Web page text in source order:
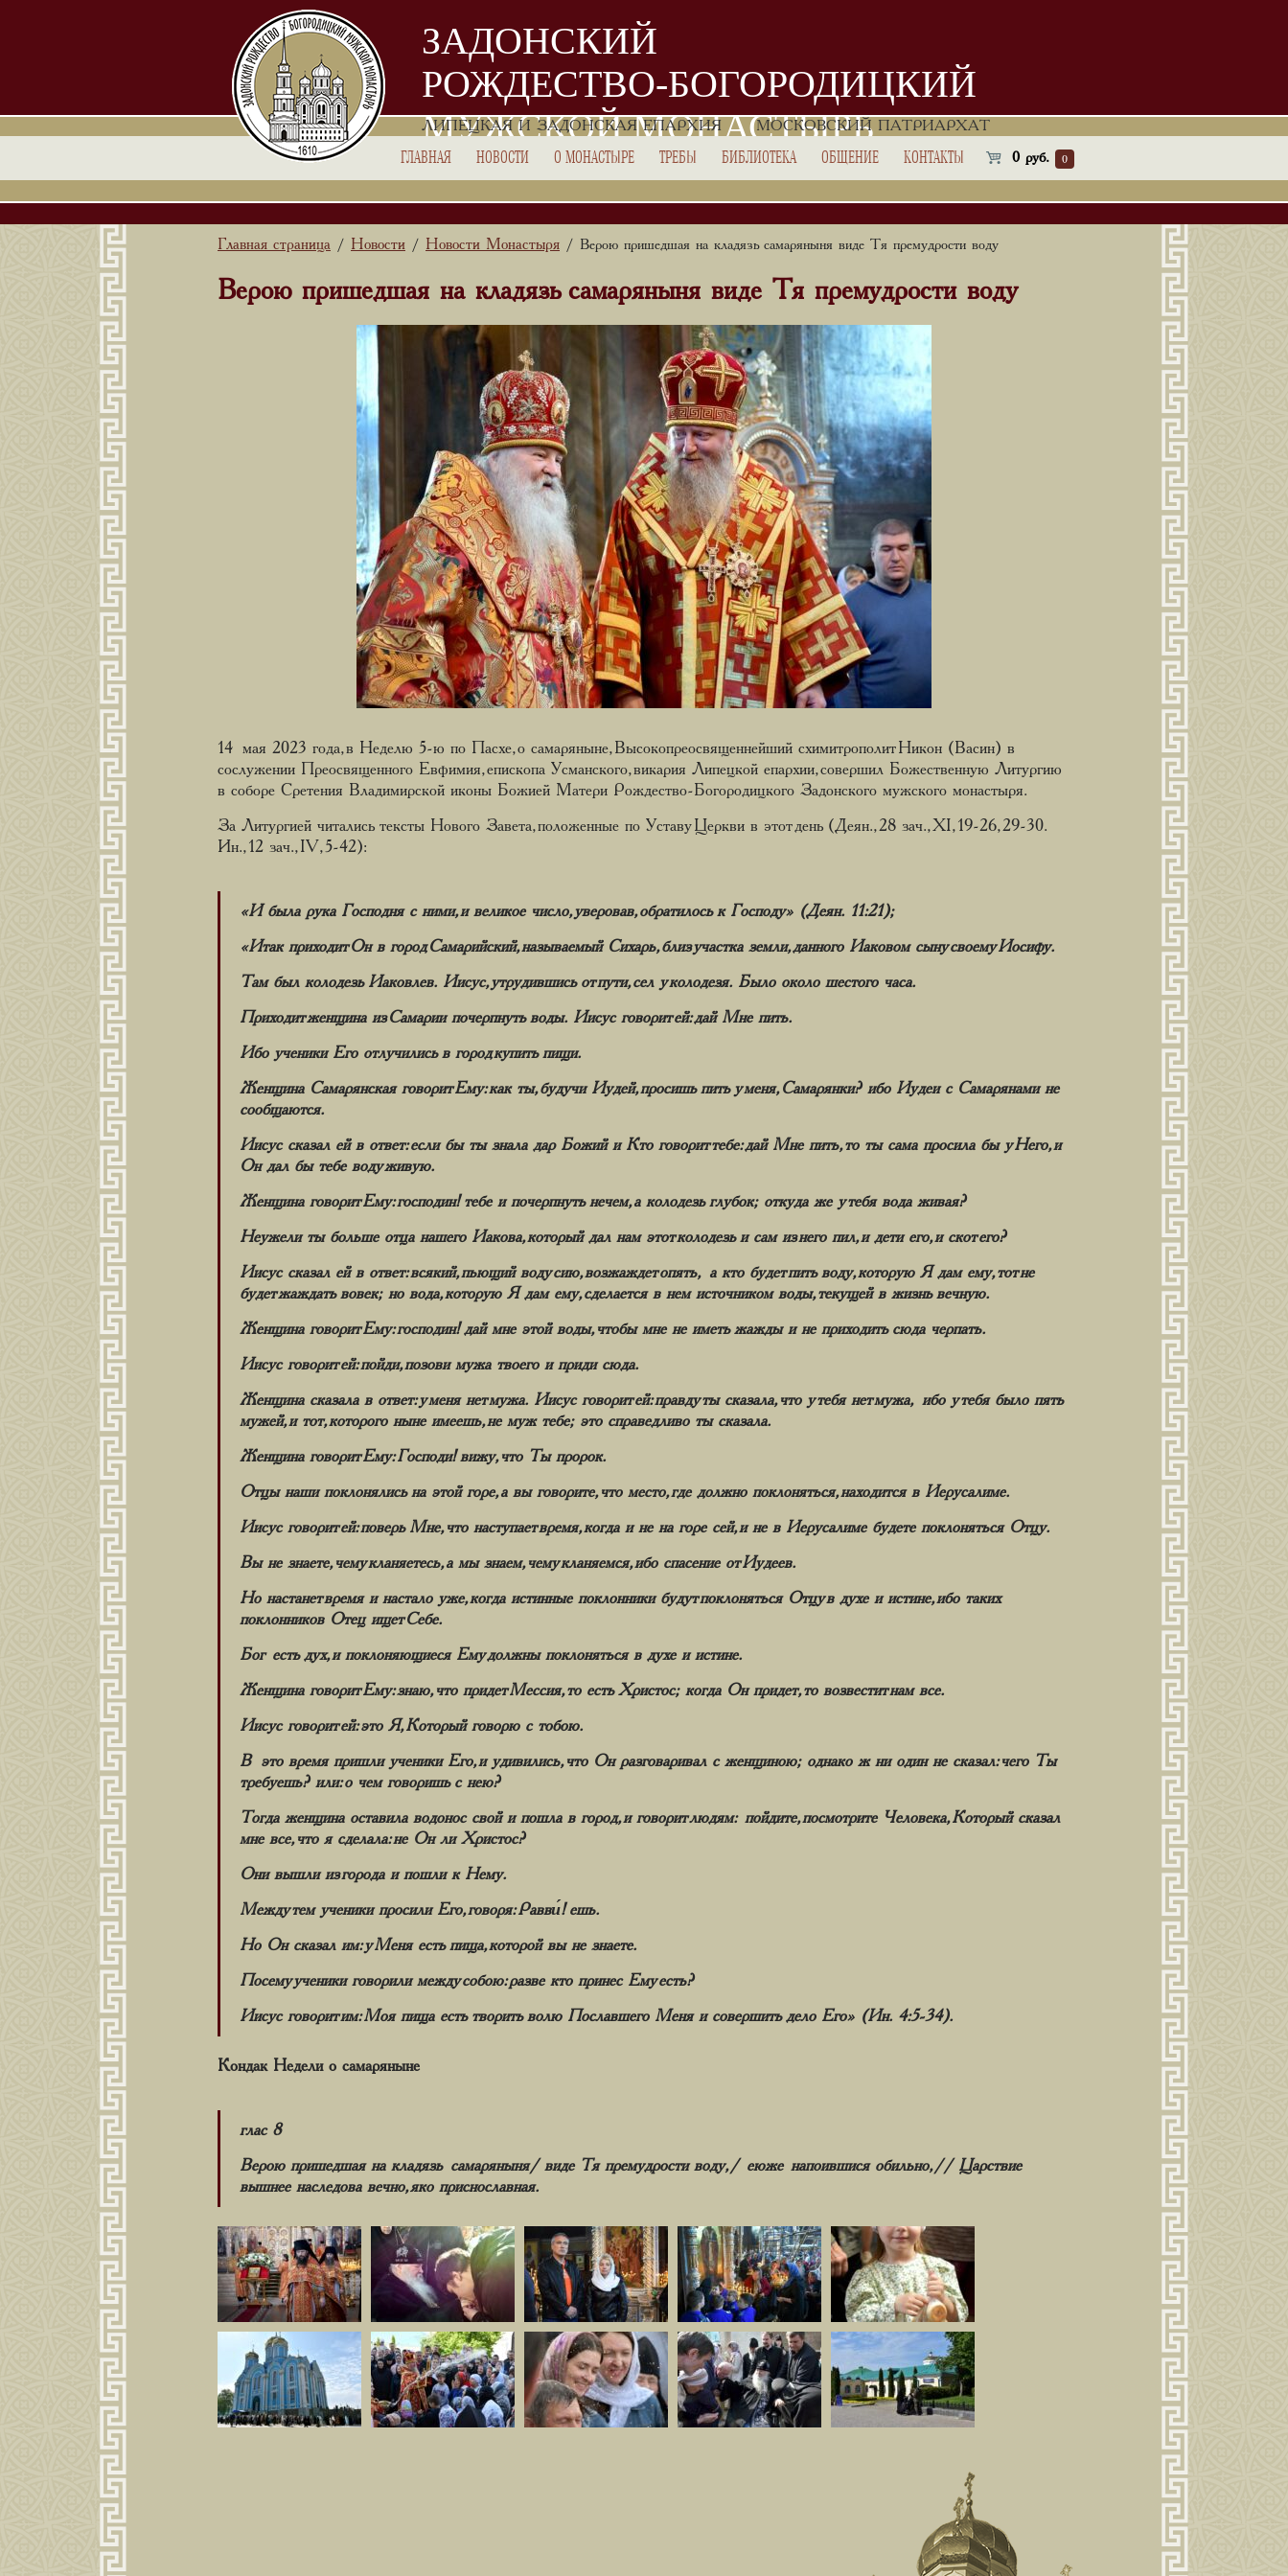
ЗАДОНСКИЙ
РОЖДЕСТВО-БОГОРОДИЦКИЙ
МУЖСКОЙ МОНАСТЫРЬ
ЛИПЕЦКАЯ И ЗАДОНСКАЯ ЕПАРХИЯ МОСКОВСКИЙ ПАТРИАРХАТ
ГЛАВНАЯ НОВОСТИ О МОНАСТЫРЕ ТРЕБЫ БИБЛИОТЕКА ОБЩЕНИЕ КОНТАКТЫ 0 руб. 0
Главная страница / Новости / Новости Монастыря / Верою пришедшая на кладязь самаряныня виде Тя премудрости воду
Верою пришедшая на кладязь самаряныня виде Тя премудрости воду
14 мая 2023 года, в Неделю 5-ю по Пасхе, о самаряныне, Высокопреосвященнейший схимитрополит Никон (Васин) в
сослужении Преосвященного Евфимия, епископа Усманского, викария Липецкой епархии, совершил Божественную Литургию
в соборе Сретения Владимирской иконы Божией Матери Рождество-Богородицкого Задонского мужского монастыря.
За Литургией читались тексты Нового Завета, положенные по Уставу Церкви в этот день (Деян., 28 зач., XI, 19-26, 29-30.
Ин., 12 зач., IV, 5-42):
«И была рука Господня с ними, и великое число, уверовав, обратилось к Господу» (Деян. 11:21);
«Итак приходит Он в город Самарийский, называемый Сихарь, близ участка земли, данного Иаковом сыну своему Иосифу.
Там был колодезь Иаковлев. Иисус, утрудившись от пути, сел у колодезя. Было около шестого часа.
Приходит женщина из Самарии почерпнуть воды. Иисус говорит ей: дай Мне пить.
Ибо ученики Его отлучились в город купить пищи.
Женщина Самарянская говорит Ему: как ты, будучи Иудей, просишь пить у меня, Самарянки? ибо Иудеи с Самарянами не
сообщаются.
Иисус сказал ей в ответ: если бы ты знала дар Божий и Кто говорит тебе: дай Мне пить, то ты сама просила бы у Него, и
Он дал бы тебе воду живую.
Женщина говорит Ему: господин! тебе и почерпнуть нечем, а колодезь глубок; откуда же у тебя вода живая?
Неужели ты больше отца нашего Иакова, который дал нам этот колодезь и сам из него пил, и дети его, и скот его?
Иисус сказал ей в ответ: всякий, пьющий воду сию, возжаждет опять, а кто будет пить воду, которую Я дам ему, тот не
будет жаждать вовек; но вода, которую Я дам ему, сделается в нем источником воды, текущей в жизнь вечную.
Женщина говорит Ему: господин! дай мне этой воды, чтобы мне не иметь жажды и не приходить сюда черпать.
Иисус говорит ей: пойди, позови мужа твоего и приди сюда.
Женщина сказала в ответ: у меня нет мужа. Иисус говорит ей: правду ты сказала, что у тебя нет мужа, ибо у тебя было пять
мужей, и тот, которого ныне имеешь, не муж тебе; это справедливо ты сказала.
Женщина говорит Ему: Господи! вижу, что Ты пророк.
Отцы наши поклонялись на этой горе, а вы говорите, что место, где должно поклоняться, находится в Иерусалиме.
Иисус говорит ей: поверь Мне, что наступает время, когда и не на горе сей, и не в Иерусалиме будете поклоняться Отцу.
Вы не знаете, чему кланяетесь, а мы знаем, чему кланяемся, ибо спасение от Иудеев.
Но настанет время и настало уже, когда истинные поклонники будут поклоняться Отцу в духе и истине, ибо таких
поклонников Отец ищет Себе.
Бог есть дух, и поклоняющиеся Ему должны поклоняться в духе и истине.
Женщина говорит Ему: знаю, что придет Мессия, то есть Христос; когда Он придет, то возвестит нам все.
Иисус говорит ей: это Я, Который говорю с тобою.
В это время пришли ученики Его, и удивились, что Он разговаривал с женщиною; однако ж ни один не сказал: чего Ты
требуешь? или: о чем говоришь с нею?
Тогда женщина оставила водонос свой и пошла в город, и говорит людям: пойдите, посмотрите Человека, Который сказал
мне все, что я сделала: не Он ли Христос?
Они вышли из города и пошли к Нему.
Между тем ученики просили Его, говоря: Равви́! ешь.
Но Он сказал им: у Меня есть пища, которой вы не знаете.
Посему ученики говорили между собою: разве кто принес Ему есть?
Иисус говорит им: Моя пища есть творить волю Пославшего Меня и совершить дело Его» (Ин. 4:5-34).
Кондак Недели о самаряныне
глас 8
Верою пришедшая на кладязь самаряныня/ виде Тя премудрости воду,/ еюже напоившися обильно,// Царствие
вышнее наследова вечно, яко приснославная.